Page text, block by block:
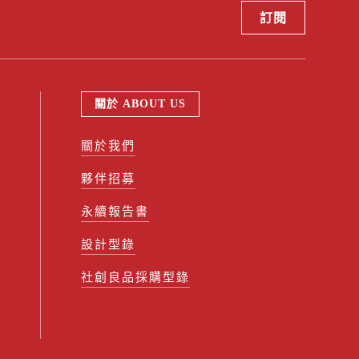
關於 ABOUT US
關於我們
夥伴招募
永續報告書
設計型錄
社創良品採購型錄